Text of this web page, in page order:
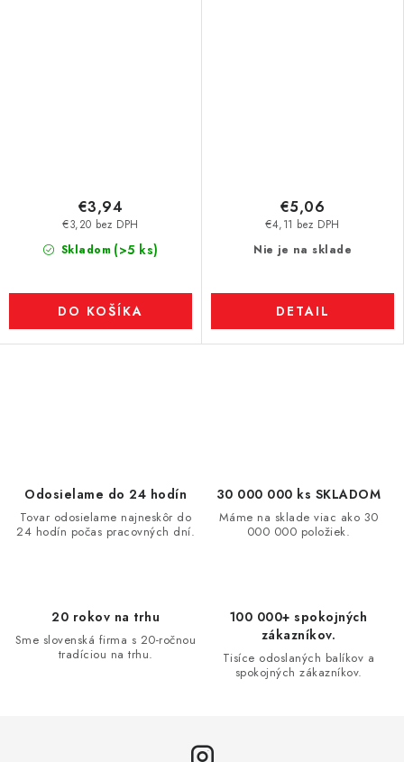
Skladom (>5 ks)
€3,20 bez DPH
€3,94
DO KOŠÍKA
Nie je na sklade
€4,11 bez DPH
€5,06
DETAIL
c
Odosielame do 24 hodín
Tovar odosielame najneskôr do
24 hodín počas pracovných dní.
30 000 000 ks SKLADOM
Máme na sklade viac ako 30
000 000 položiek.
20 rokov na trhu
Sme slovenská firma s 20-ročnou
tradíciou na trhu.
100 000+ spokojných
zákazníkov.
Tisíce odoslaných balíkov a
spokojných zákazníkov.